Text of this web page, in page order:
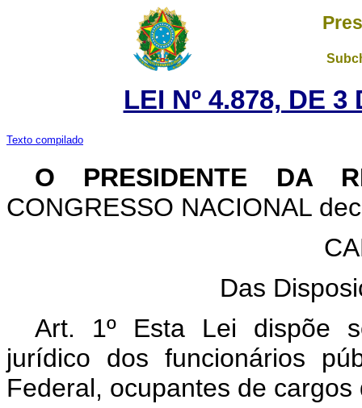
LEI Nº 4.878, DE
Texto compilado
O
PRESIDENTE DA
CONGRESSO NACIONAL
Das
Art. 1º Esta Lei dispõe
jurídico dos funcionários
Federal, ocupantes de